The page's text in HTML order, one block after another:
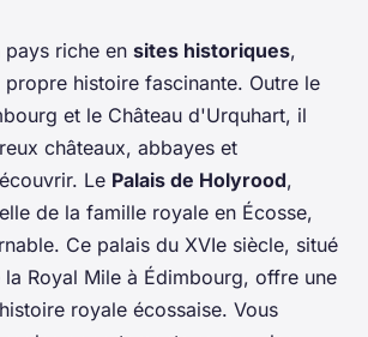
pays riche en sites historiques,
histoire fascinante. Outre le
et le Château d'Urquhart, il
châteaux, abbayes et
Le Palais de Holyrood,
de la famille royale en Écosse,
Ce palais du XVIe siècle, situé
Royal Mile à Édimbourg, offre une
royale écossaise. Vous